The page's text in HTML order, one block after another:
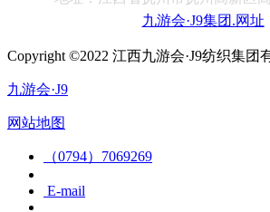
九游会·J9集团.网址
Copyright ©2022 江西九游会·J9纺织集团
九游会·J9
网站地图
（0794）7069269
E-mail